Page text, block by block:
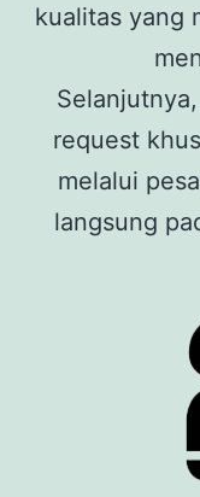
kualitas yang
request
melalui
langsung